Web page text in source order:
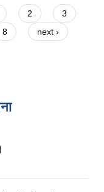
2
3
8
next ›